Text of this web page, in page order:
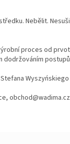
Nebělit.
proces od
obchod@wadima.cz